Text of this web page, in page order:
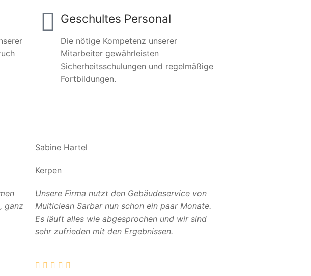
Geschultes Personal
Die nötige Kompetenz unserer
Mitarbeiter gewährleisten
Sicherheitsschulungen und regelmäßige
Fortbildungen.
ganz
Sabine Hartel
Kerpen
Unsere Firma nutzt den Gebäudeservice von
Multiclean Sarbar nun schon ein paar Monate.
Es läuft alles wie abgesprochen und wir sind
sehr zufrieden mit den Ergebnissen.